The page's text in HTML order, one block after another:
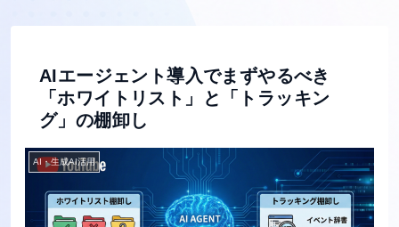
AIエージェント導入でまずやるべき
「ホワイトリスト」と「トラッキン
グ」の棚卸し
AI・生成AI活用